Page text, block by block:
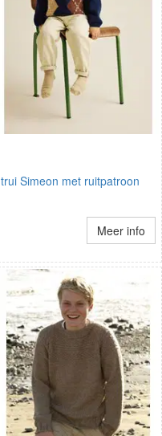
trui Simeon met ruitpatroon
Meer info